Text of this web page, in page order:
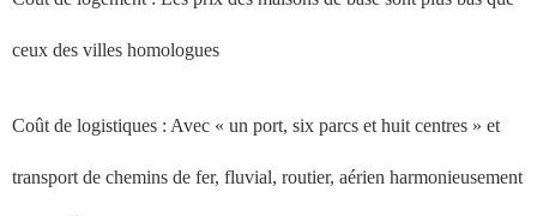
ceux des villes homologues
Coût de logistiques : Avec « un port, six parcs et huit centres » et
transport de chemins de fer, fluvial, routier, aérien harmonieusement